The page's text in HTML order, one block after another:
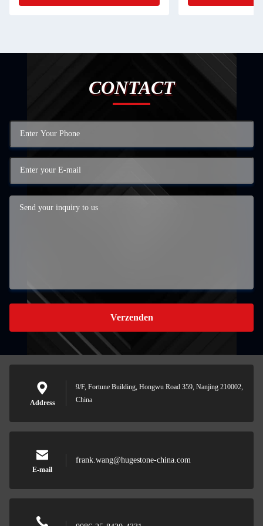
CONTACT
Verzenden
Address
9/F, Fortune Building, Hongwu Road 359, Nanjing 210002,
China
E-mail
frank.wang@hugestone-china.com